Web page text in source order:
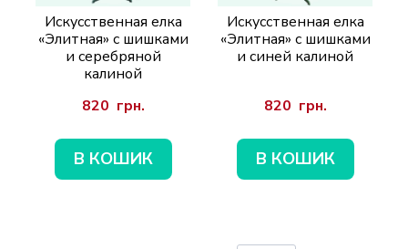
Искусственная елка
«Элитная» с шишками
и серебряной
калиной
820  грн.
В КОШИК
Искусственная елка
«Элитная» с шишками
и синей калиной
820  грн.
В КОШИК